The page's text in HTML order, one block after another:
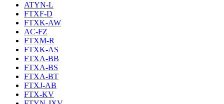
ATYN-L
FTXF-D
FTXK-AW
AC-FZ
FTXM-R
FTXK-AS
FTXA-BB
FTXA-BS
FTXA-BT
FTXJ-AB
FTX-KV